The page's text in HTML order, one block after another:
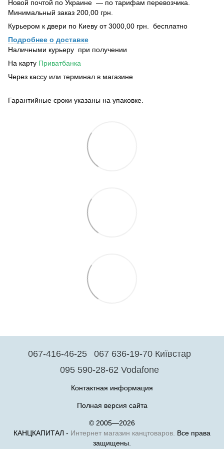
Новой почтой по Украине — по тарифам перевозчика.
Минимальный заказ 200,00 грн.
Курьером к двери по Киеву от 3000,00 грн. бесплатно
Подробнее о доставке
Наличными курьеру при получении
На карту Приватбанка
Через кассу или терминал в магазине
Гарантийные сроки указаны на упаковке.
067-416-46-25
067 636-19-70 Київстар
095 590-28-62 Vodafone
Контактная информация
Полная версия сайта
© 2005—2026
КАНЦКАПИТАЛ - Интернет магазин канцтоваров. Все права
защищены.